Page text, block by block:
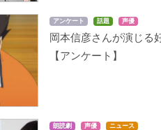
アンケート 話題 声優
岡本信彦さんが演じる
【アンケート】
朗読劇 声優 ニュース